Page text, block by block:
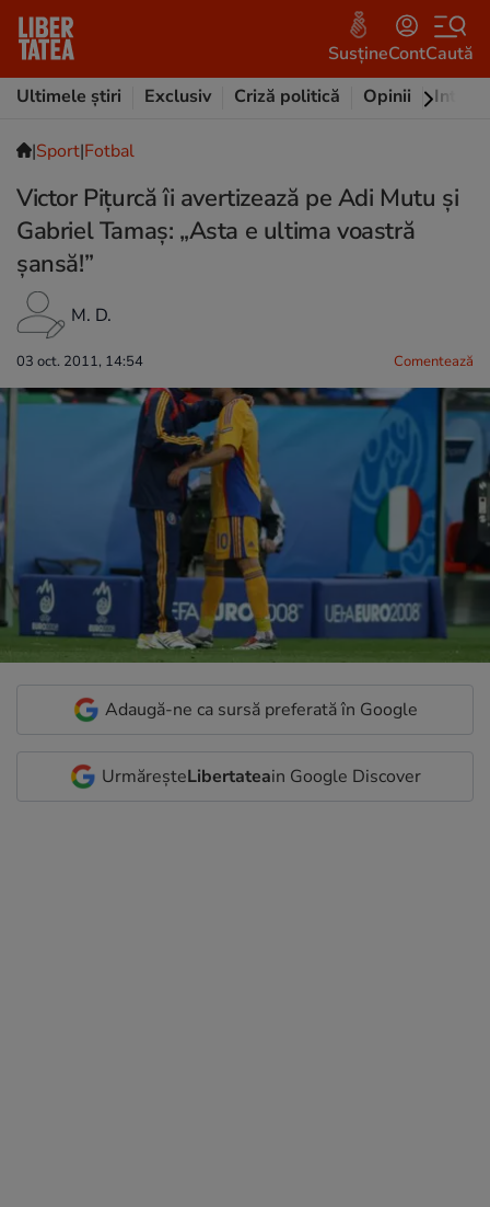
SusțineContCaută
Ultimele știri
Exclusiv Criză politică Opinii
|Sport|Fotbal
Victor Piţurcă îi avertizează pe Adi Mutu şi
Gabriel Tamaș: „Asta e ultima voastră
șansă!”
M. D.
03 oct. 2011, 14:54 Comentează
Adaugă-ne ca sursă preferată în Google
UrmăreșteLibertateain Google Discover